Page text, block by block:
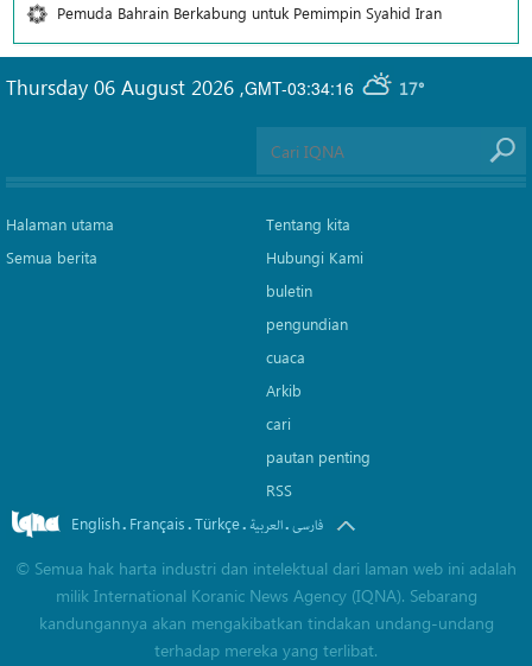
Pemuda Bahrain Berkabung untuk Pemimpin Syahid Iran
GMT-03:34:16 17°
Thursday 06 August 2026 ,
Halaman utama
Semua berita
Tentang kita
Hubungi Kami
buletin
pengundian
cuaca
Arkib
cari
pautan penting
RSS
English. Français.Türkçe. العربیة.فارسی
© Semua hak harta industri dan intelektual dari laman web ini adalah
milik International Koranic News Agency (IQNA). Sebarang
kandungannya akan mengakibatkan tindakan undang-undang
terhadap mereka yang terlibat.